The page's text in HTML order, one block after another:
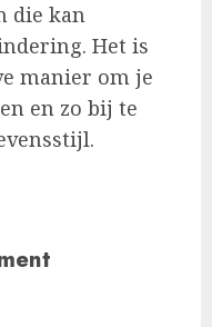
die kan
Het is
manier om je
en zo bij te